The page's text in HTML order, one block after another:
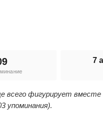
7
всего фигурирует
упоминания).